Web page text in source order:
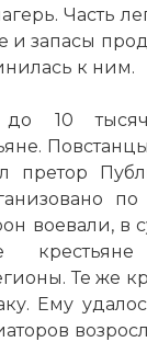
Часть
и запасы
к ним.
до 10
претор
воевали, в
Те же
Ему